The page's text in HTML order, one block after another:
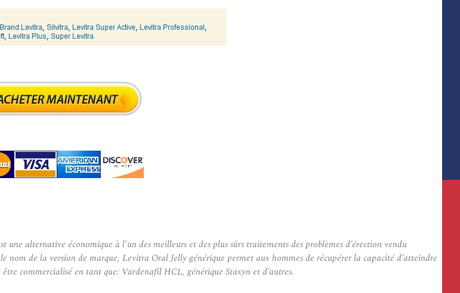
alternative économique à l’un des meilleurs et des plus sûrs traitements des problèmes d’érection vendu
de la version de marque, Levitra Oral Jelly générique permet aux hommes de récupérer la capacité d’atteindre
commercialisé en tant que: Vardenafil HCL, générique Staxyn et d’autres.